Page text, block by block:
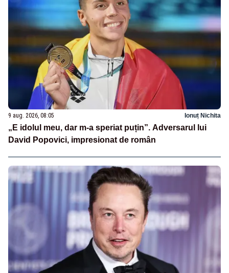
9 aug. 2026, 08:05 Ionuț Nichita
„E idolul meu, dar m-a speriat puțin”. Adversarul lui
David Popovici, impresionat de român